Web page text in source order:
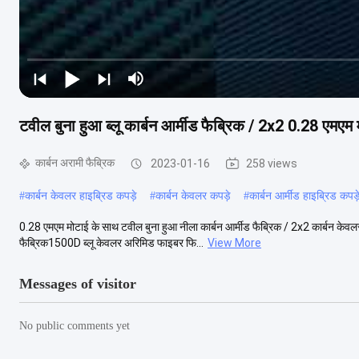
टवील बुना हुआ ब्लू कार्बन आर्मीड फैब्रिक / 2x2 0.28 एमएम
कार्बन अरामी फैब्रिक 2023-01-16 258 views
#कार्बन केवलर हाइब्रिड कपड़े #कार्बन केवलर कपड़े #कार्बन आर्मीड हाइब्रिड
0.28 एमएम मोटाई के साथ टवील बुना हुआ नीला कार्बन आर्मीड फैब्रिक / 2x2 कार्बन
फैब्रिक1500D ब्लू केवलर अरिमिड फाइबर फि...
View More
Messages of visitor
No public comments yet